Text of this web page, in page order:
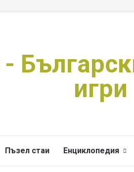
игри
Пъзел стаи Енциклопедия